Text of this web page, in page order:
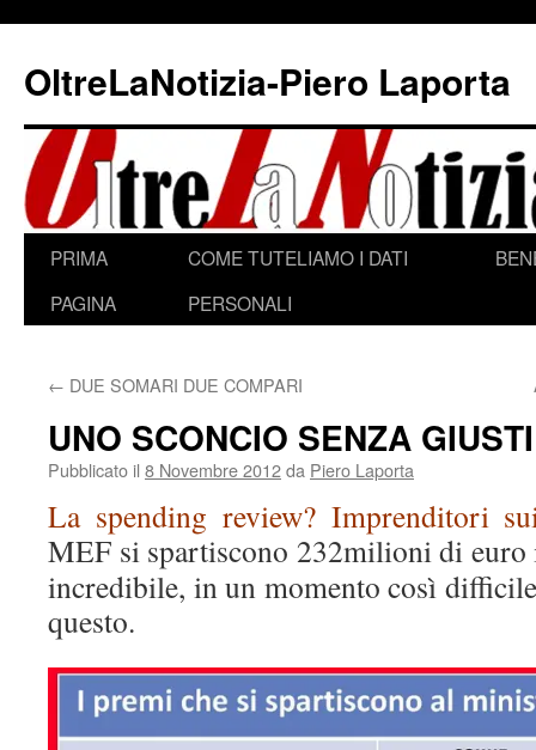
contenuto
OltreLaNotizia-Piero Laporta
PRIMA
PAGINA
COME TUTELIAMO I DATI
PERSONALI
← DUE SOMARI DUE COMPARI
UNO SCONCIO SENZA
Pubblicato il 8 Novembre 2012da Piero Laporta
Laspending review? Imprenditori
MEF si spartiscono 232milioni di
incredibile, in un momento così
questo.